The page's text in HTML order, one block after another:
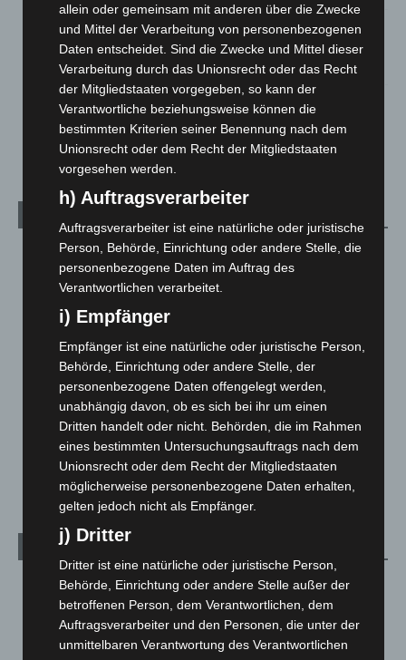
Hannover Klassik Open Air 2026: Französische Oper im
Maschpark
2. August 2026
Schwarz Digits und Zscaler starten souveräne Cloud-
Sicherheitsplattform für Europa
2. August 2026
Blaulicht
2.797
Corona-News
Hannover und Region
Leserbriefe
Menschen
Über uns
Veranstaltungen
1.887
Archiv
August 2026(9)
Juli 2026(73)
Juni 2026(139)
allein oder gemeinsam mit anderen über die Zwecke
und Mittel der Verarbeitung von personenbezogenen
Daten entscheidet. Sind die Zwecke und Mittel dieser
Verarbeitung durch das Unionsrecht oder das Recht
der Mitgliedstaaten vorgegeben, so kann der
Verantwortliche beziehungsweise können die
bestimmten Kriterien seiner Benennung nach dem
Unionsrecht oder dem Recht der Mitgliedstaaten
vorgesehen werden.
h) Auftragsverarbeiter
Auftragsverarbeiter ist eine natürliche oder juristische
Person, Behörde, Einrichtung oder andere Stelle, die
personenbezogene Daten im Auftrag des
Verantwortlichen verarbeitet.
i) Empfänger
Empfänger ist eine natürliche oder juristische Person,
Behörde, Einrichtung oder andere Stelle, der
personenbezogene Daten offengelegt werden,
unabhängig davon, ob es sich bei ihr um einen
Dritten handelt oder nicht. Behörden, die im Rahmen
eines bestimmten Untersuchungsauftrags nach dem
Unionsrecht oder dem Recht der Mitgliedstaaten
möglicherweise personenbezogene Daten erhalten,
gelten jedoch nicht als Empfänger.
j) Dritter
Dritter ist eine natürliche oder juristische Person,
Behörde, Einrichtung oder andere Stelle außer der
betroffenen Person, dem Verantwortlichen, dem
Auftragsverarbeiter und den Personen, die unter der
unmittelbaren Verantwortung des Verantwortlichen